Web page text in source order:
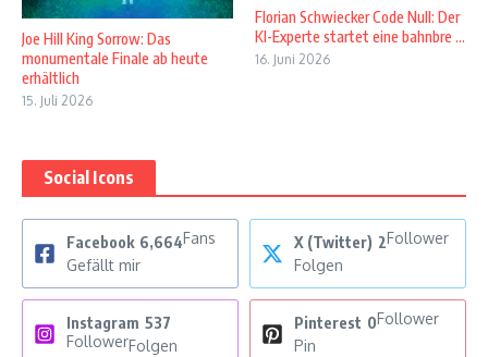
Joe Hill King Sorrow: Das
monumentale Finale ab heute
erhältlich
15. Juli 2026
Florian Schwiecker Code Null: Der
KI-Experte startet eine bahnbre ...
16. Juni 2026
Social Icons
Facebook 6,664Fans
Gefällt mir
X (Twitter) 2Follower
Folgen
Instagram 537
FollowerFolgen
Pinterest 0Follower
Pin